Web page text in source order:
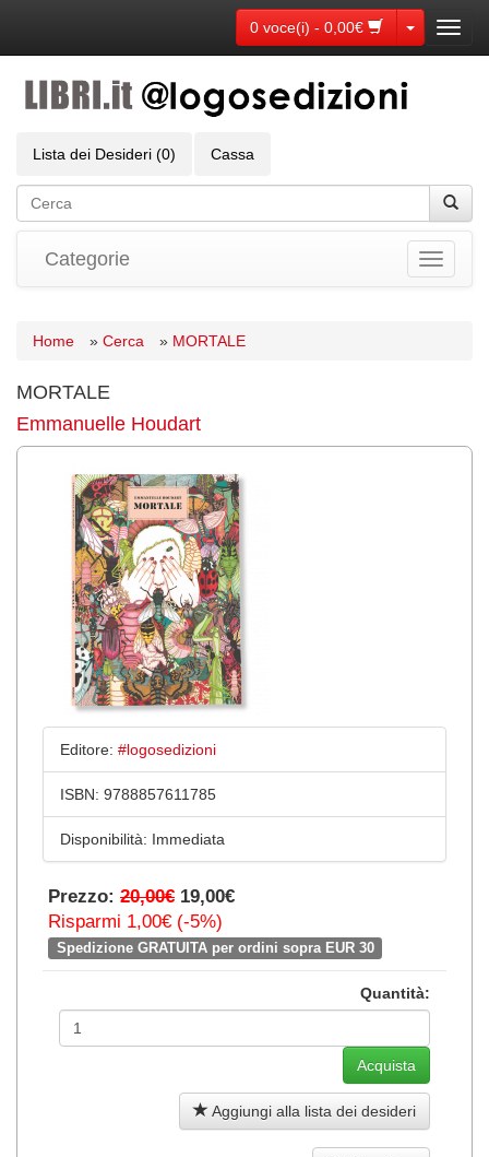
0 voce(i) - 0,00€ Toggle
Lista dei Desideri (0) Cassa
Toggle
Categorie
Home » Cerca » MORTALE
MORTALE
Emmanuelle Houdart
Editore: #logosedizioni
ISBN: 9788857611785
Disponibilità: Immediata
Prezzo: 20,00€ 19,00€
Risparmi 1,00€ (-5%)
Spedizione GRATUITA per ordini sopra EUR 30
Quantità:
Aggiungi alla lista dei desideri